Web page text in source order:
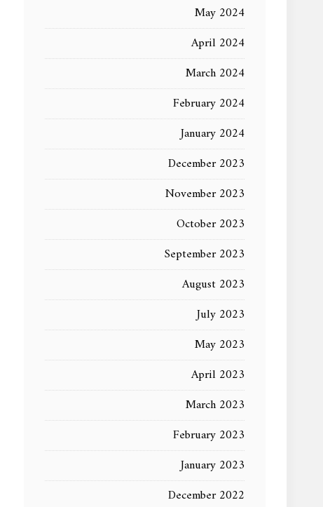
May 2024
April 2024
March 2024
February 2024
January 2024
December 2023
November 2023
October 2023
September 2023
August 2023
July 2023
May 2023
April 2023
March 2023
February 2023
January 2023
December 2022